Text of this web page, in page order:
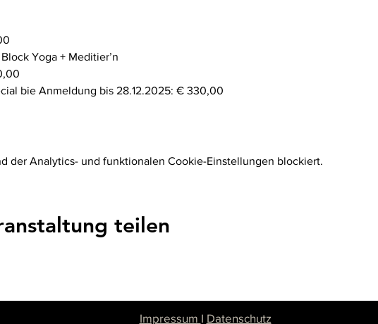
Yoga + Meditier’n
bie Anmeldung bis 28.12.2025: € 330,00
der Analytics- und funktionalen Cookie-Einstellungen blockiert.
teilen
Impressum I Datenschutz